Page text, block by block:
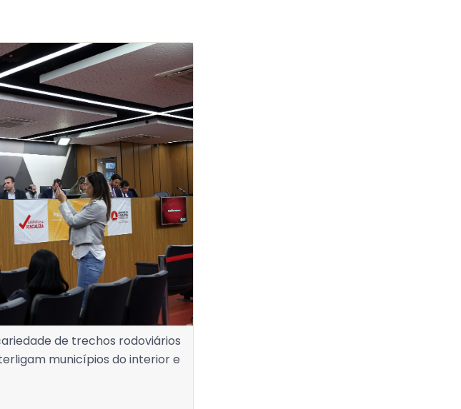
de trechos rodoviários
municípios do interior e